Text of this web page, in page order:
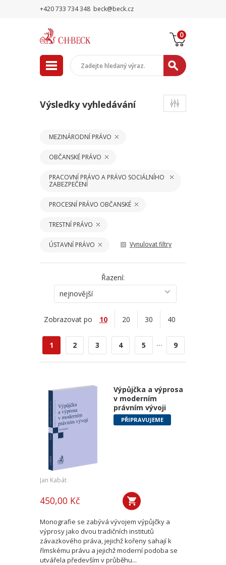
+420 733 734 348 beck@beck.cz
0
Výsledky vyhledávání
MEZINÁRODNÍ PRÁVO
OBČANSKÉ PRÁVO
PRACOVNÍ PRÁVO A PRÁVO SOCIÁLNÍHO
ZABEZPEČENÍ
PROCESNÍ PRÁVO OBČANSKÉ
TRESTNÍ PRÁVO
ÚSTAVNÍ PRÁVO Vynulovat filtry
Řazení:
nejnovější
Zobrazovat po 10 20 30 40
1 2 3 4 5 ... 9
Výpůjčka a výprosa
v moderním
právním vývoji
PŘIPRAVUJEME
Jan Kabát
450,00 Kč
Monografie se zabývá vývojem výpůjčky a
výprosy jako dvou tradičních institutů
závazkového práva, jejichž kořeny sahají k
římskému právu a jejichž moderní podoba se
utvářela především v průběhu...